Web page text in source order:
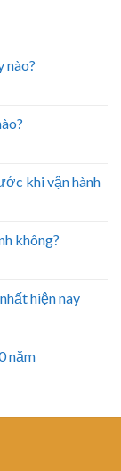
nào?
khi vận hành
không?
hiện nay
năm